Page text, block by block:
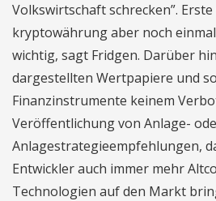
Volkswirtschaft schrecken”.
kryptowährung aber noch
wichtig, sagt Fridgen. Darüber
dargestellten Wertpapiere und
Finanzinstrumente keinem
Veröffentlichung von Anlage-
Anlagestrategieempfehlungen,
Entwickler auch immer mehr
Technologien auf den Markt